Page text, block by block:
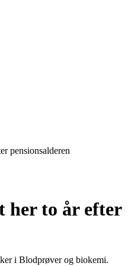
pensionsalderen
her to år efter
i Blodprøver og biokemi.